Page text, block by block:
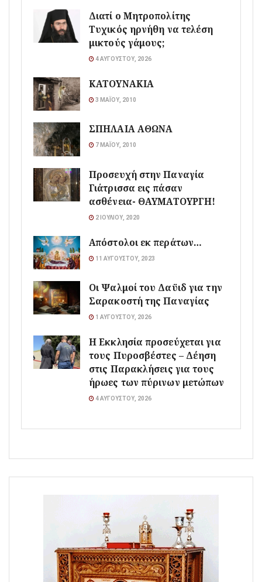
Διατί ο Μητροπολίτης
Τυχικός ηρνήθη να τελέση
μικτούς γάμους;
4 ΑΥΓΟΎΣΤΟΥ, 2026
ΚΑΤΟΥΝΑΚΙΑ
3 ΜΑΪ́ΟΥ, 2010
ΣΠΗΛΑΙΑ ΑΘΩΝΑ
7 ΜΑΪ́ΟΥ, 2010
Προσευχή στην Παναγία
Γιάτρισσα εις πάσαν
ασθένεια- ΘΑΥΜΑΤΟΥΡΓΗ!
2 ΙΟΥΛΊΟΥ, 2020
Απόστολοι εκ περάτων…
11 ΑΥΓΟΎΣΤΟΥ, 2023
Οι Ψαλμοί του Δαϋιδ για την
Σαρακοστή της Παναγίας
1 ΑΥΓΟΎΣΤΟΥ, 2026
Η Εκκλησία προσεύχεται για
τους Πυροσβέστες – Δέηση
στις Παρακλήσεις για τους
ήρωες των πύρινων μετώπων
4 ΑΥΓΟΎΣΤΟΥ, 2026